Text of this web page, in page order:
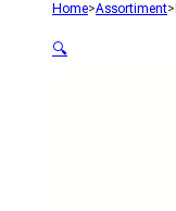
Home>Assortiment>
🔍